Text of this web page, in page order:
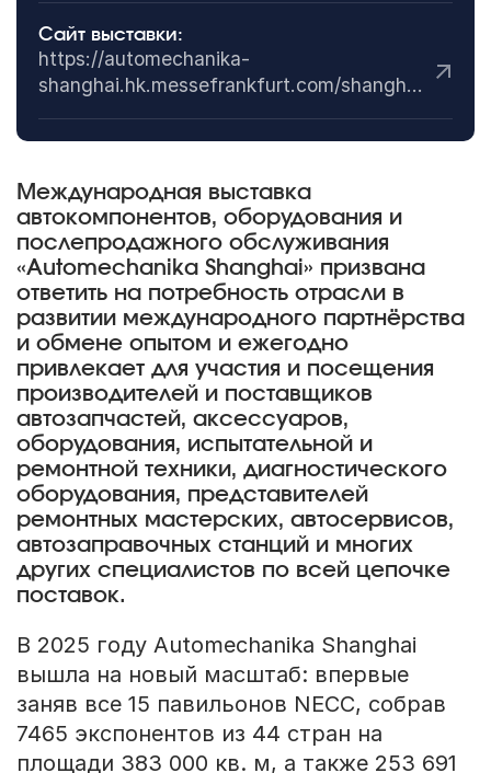
Сайт выставки:
https://automechanika-
shanghai.hk.messefrankfurt.com/shanghai/en.html
Международная выставка
автокомпонентов, оборудования и
послепродажного обслуживания
«Automechanika Shanghai» призвана
ответить на потребность отрасли в
развитии международного партнёрства
и обмене опытом и ежегодно
привлекает для участия и посещения
производителей и поставщиков
автозапчастей, аксессуаров,
оборудования, испытательной и
ремонтной техники, диагностического
оборудования, представителей
ремонтных мастерских, автосервисов,
автозаправочных станций и многих
других специалистов по всей цепочке
поставок.
В 2025 году Automechanika Shanghai
вышла на новый масштаб: впервые
заняв все 15 павильонов NECC, собрав
7465 экспонентов из 44 стран на
площади 383 000 кв. м, а также 253 691